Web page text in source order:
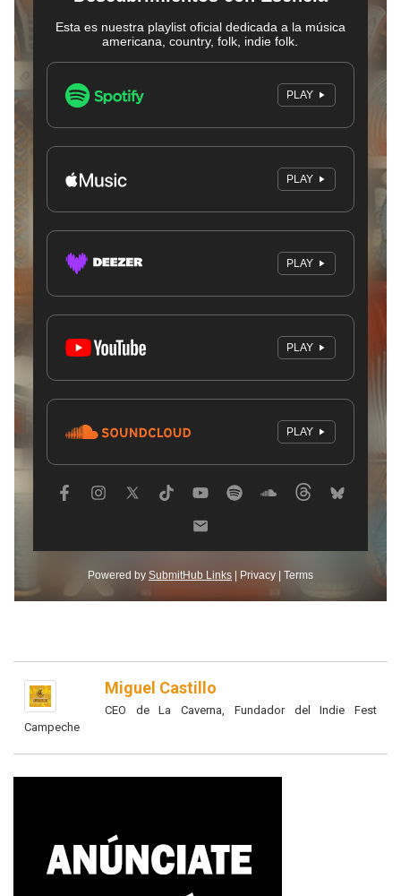
Miguel Castillo
CEO de La Caverna, Fundador del Indie Fest
Campeche